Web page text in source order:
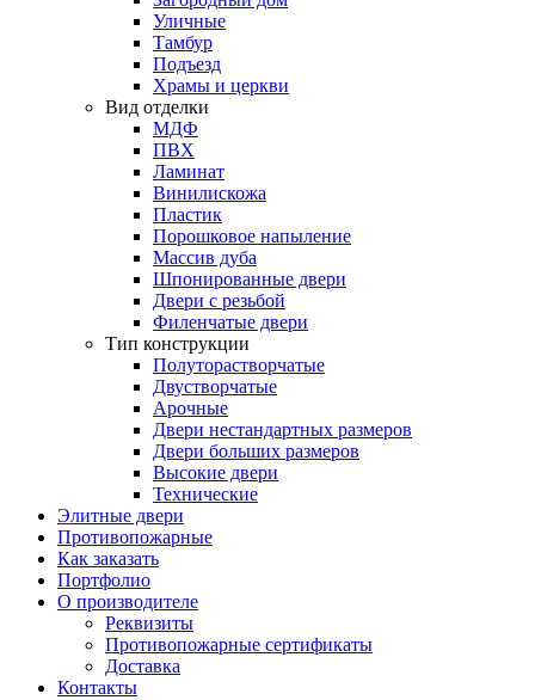
Уличные
Тамбур
Подъезд
Храмы и церкви
Вид отделки
МДФ
ПВХ
Ламинат
Винилискожа
Пластик
Порошковое напыление
Массив дуба
Шпонированные двери
Двери с резьбой
Филенчатые двери
Тип конструкции
Полуторастворчатые
Двустворчатые
Арочные
Двери нестандартных размеров
Двери больших размеров
Высокие двери
Технические
Элитные двери
Противопожарные
Как заказать
Портфолио
О производителе
Реквизиты
Противопожарные сертификаты
Доставка
Контакты